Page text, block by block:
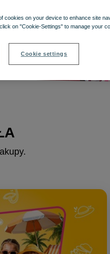
cookies on your device to enhance site
on "Cookie-Settings" to manage your
Cookie settings